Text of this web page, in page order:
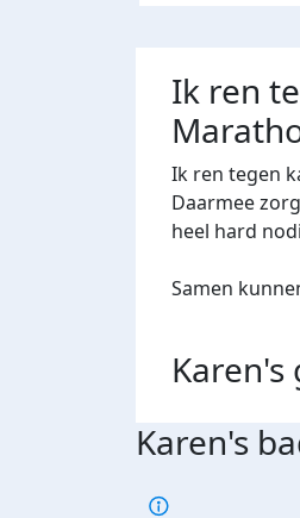
Ik ren
Ik ren tegen
Daarmee
heel hard
Samen
Karen's
Karen's